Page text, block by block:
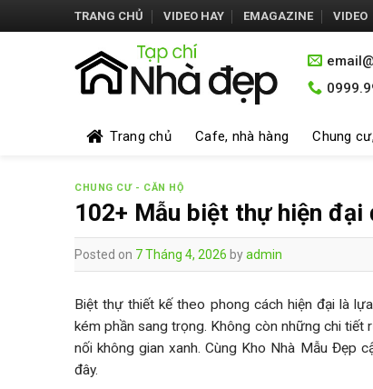
to
TRANG CHỦ VIDEO HAY EMAGAZINE VIDEO
Trang chủ Cafe, nhà hàng Chung
CHUNG CƯ - CĂN HỘ
102+ Mẫu biệt thự hiện
Posted on 7 Tháng 4, 2026 byadmin
Biệt thự thiết kế theo phong cách hiện đại là
kém phần sang trọng. Không còn những chi tiết
nối không gian xanh. Cùng Kho Nhà Mẫu Đẹp
đây.